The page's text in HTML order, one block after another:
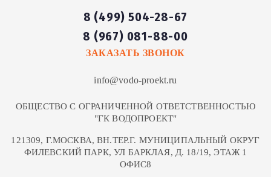
8 (499) 504-28-67
8 (967) 081-88-00
ЗАКАЗАТЬ ЗВОНОК
info@vodo-proekt.ru
ОБЩЕСТВО С ОГРАНИЧЕННОЙ ОТВЕТСТВЕННОСТЬЮ
"ГК ВОДОПРОЕКТ"
121309, Г.МОСКВА, ВН.ТЕР.Г. МУНИЦИПАЛЬНЫЙ ОКРУГ
ФИЛЕВСКИЙ ПАРК, УЛ БАРКЛАЯ, Д. 18/19, ЭТАЖ 1
ОФИС8